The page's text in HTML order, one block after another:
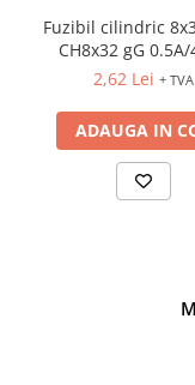
Separatoare si
Comutatoare, Cleme
Comutatoare
Limitatoare pozitie
Distribuitoare
Fuzibil cilindric
CH8x32 gG 0.5A/
2,62 Lei + TVA
ADAUGA IN